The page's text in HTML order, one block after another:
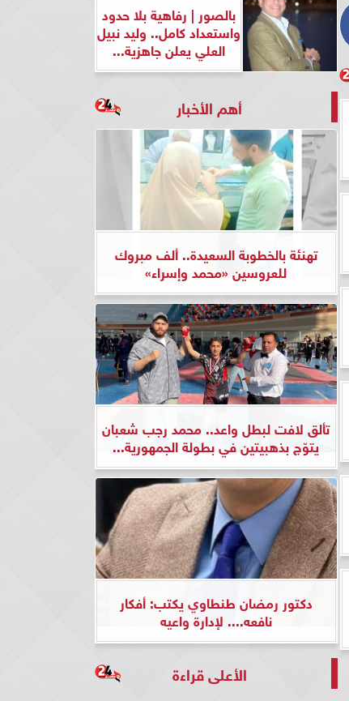
بالصور | رفاهية بلا حدود
واستعداد كامل.. وليد نبيل
العلي يعلن جاهزية...
أهم الأخبار
تهنئة بالخطوبة السعيدة.. ألف مبروك
للعروسين «محمد وإسراء»
تألق لافت لبطل واعد.. محمد رجب شعبان
يتوّج بذهبيتين في بطولة الجمهورية...
دكتور رمضان طنطاوي يكتب: أفكار
نافعه.... لإدارة واعيه
الأعلى قراءة